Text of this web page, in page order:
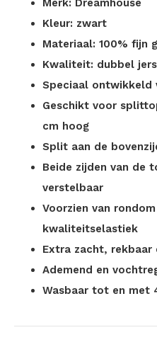
Merk: Dreamhouse
Kleur: zwart
Materiaal: 100% fijn
Kwaliteit: dubbel
Speciaal
Geschikt voor
cm hoog
Split aan de
Beide zijden van de
verstelbaar
Voorzien van
kwaliteitselastiek
Extra zacht, rekbaar
Ademend en
Wasbaar tot en met